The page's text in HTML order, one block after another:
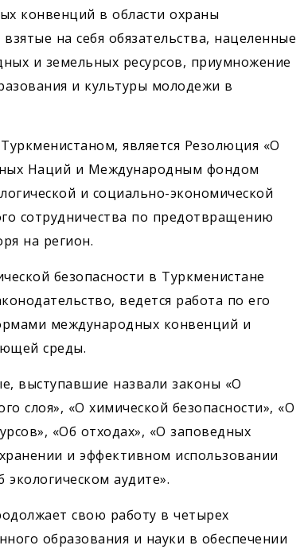
конвенций в области охраны
на себя обязательства, нацеленные
и земельных ресурсов, приумножение
и культуры молодежи в
является Резолюция «О
Наций и Международным фондом
и социально-экономической
сотрудничества по предотвращению
на регион.
безопасности в Туркменистане
ведется работа по его
международных конвенций и
среды.
выступавшие назвали законы «О
слоя», «О химической безопасности», «О
«Об отходах», «О заповедных
и эффективном использовании
экологическом аудите».
свою работу в четырех
образования и науки в обеспечении